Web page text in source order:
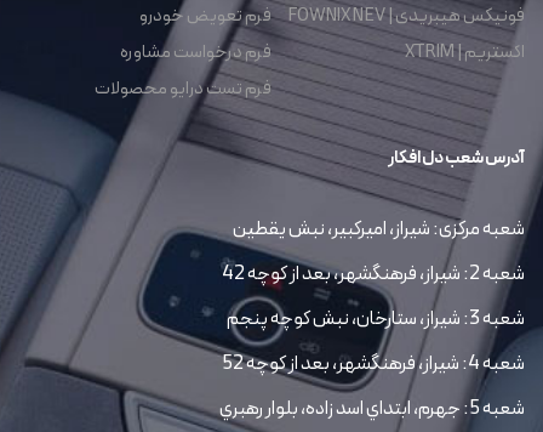
فونیکس هیبریدی | FOWNIX NEV
اکستریم | XTRIM
فرم تعویض خودرو
فرم درخواست مشاوره
فرم تست درایو محصولات
آدرس شعب دل افکار
شعبه مرکزی: شیراز، امیرکبیر، نبش یقطین
شعبه 2: شیراز، فرهنگشهر، بعد از کوچه 42
شعبه 3: شیراز، ستارخان، نبش کوچه پنجم
شعبه 4: شیراز، فرهنگشهر، بعد از کوچه 52
شعبه 5: جهرم، ابتداي اسد زاده، بلوار رهبري